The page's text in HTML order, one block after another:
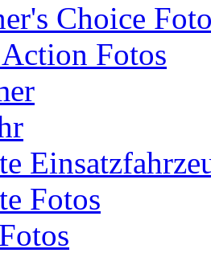
Choice
Fotos
Fotos